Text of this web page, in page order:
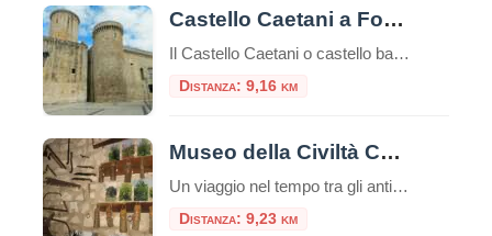
Castello Caetani a Fondi
Il Castello Caetani o castello baronale di Fondi è un’imponente fortezza situata a Fondi, una città nella regione del Lazio, in Italia.Alta 33 metri il castello è uno dei simboli storici e architettonici della zona ed è noto per la sua storia ricca e le sue caratteristiche architettoniche uniche.È uno dei pochi esemplari costruiti in […]
Distanza: 9,16 km
Museo della Civiltà Contadina e dell’Ulivo di Pastena
Un viaggio nel tempo tra gli antichi mestieri e la cultura dell’olio Situato nel cuore di Pastena, pittoresco borgo in provincia di Frosinone, il Museo della Civiltà Contadina e dell’Ulivo è una preziosa testimonianza della vita rurale tradizionale del Lazio meridionale. Allestito all’interno di una struttura storica ben restaurata, il museo rappresenta una tappa ideale […]
Distanza: 9,23 km